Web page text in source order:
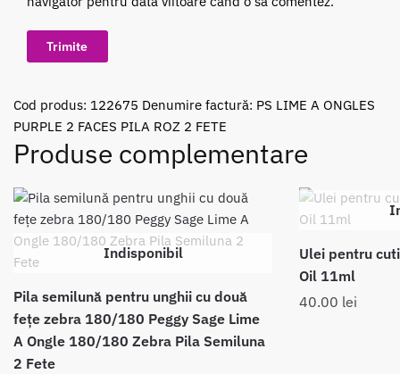
Cod produs: 122675 Denumire factură: PS LIME A ONGLES
PURPLE 2 FACES PILA ROZ 2 FETE
Produse complementare
Indisponibil
Pila semilună pentru unghii cu două
fețe zebra 180/180 Peggy Sage Lime
A Ongle 180/180 Zebra Pila Semiluna
2 Fete
Ulei pentru
Oil 11ml
40.00 lei